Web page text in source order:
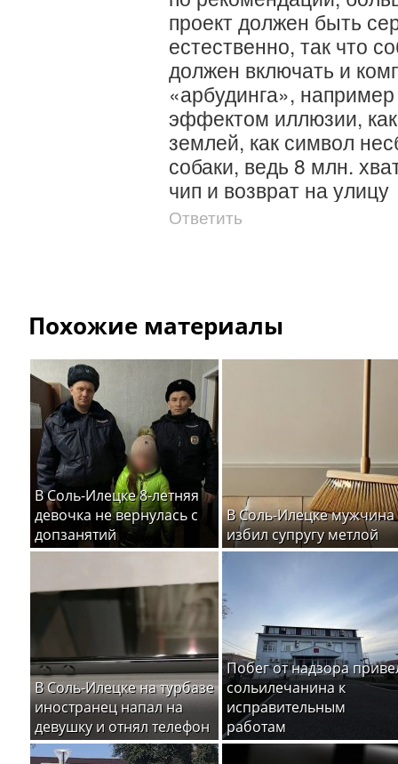
проект должен быть
естественно, так что
должен включать и
«арбудинга»,
эффектом иллюзии,
землей, как символ
собаки, ведь 8 млн.
чип и возврат на улицу
Ответить
Похожие материалы
В Соль-Илецке 8-летняя
девочка не вернулась с
допзанятий
В Соль-Илецке мужчина
избил супругу метлой
В Соль-Илецке на турбазе
иностранец напал на
девушку и отнял телефон
Побег от надзора
сольилечанина к
исправительным
работам